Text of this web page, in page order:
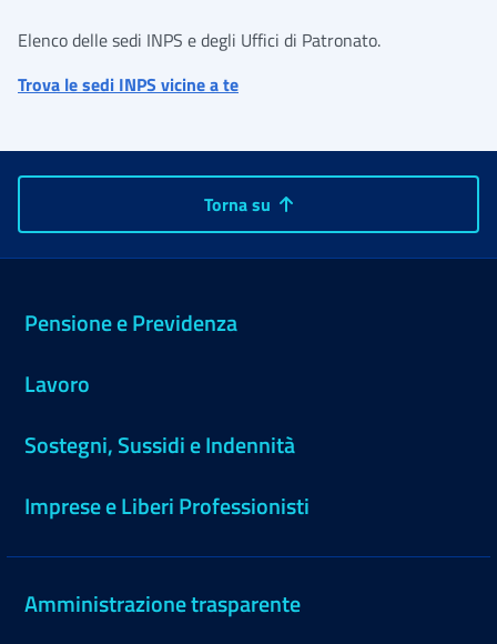
Elenco delle sedi INPS e degli Uffici di Patronato.
Trova le sedi INPS vicine a te
Torna su
Pensione e Previdenza
Lavoro
Sostegni, Sussidi e Indennità
Imprese e Liberi Professionisti
Amministrazione trasparente